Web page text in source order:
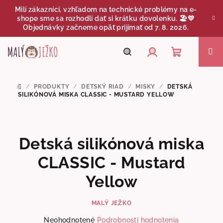
Milí zákazníci, vzhľadom na technické problémy na e-
shope sme sa rozhodli dať si krátku dovolenku. 🏖️💛
Objednávky začneme opäť prijímať od 7. 8. 2026.
Nákupný
DOMOV
/ PRODUKTY / DETSKÝ RIAD / MISKY /
DETSKÁ
SILIKÓNOVÁ MISKA CLASSIC - MUSTARD YELLOW
Detská silikónová miska
CLASSIC - Mustard
Yellow
MALÝ JEŽKO
Priemerné
Neohodnotené Podrobnosti hodnotenia